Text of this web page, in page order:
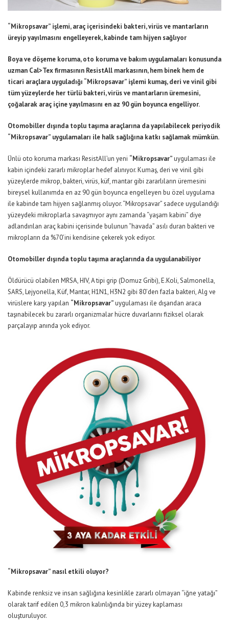
“Mikropsavar” işlemi, araç içerisindeki bakteri, virüs ve mantarların
üreyip yayılmasını engelleyerek, kabinde tam hijyen sağlıyor
Boya ve döşeme koruma, oto koruma ve bakım uygulamaları konusunda
uzman Cal>Tex firmasının ResistAll markasının, hem binek hem de
ticari araçlara uyguladığı “Mikropsavar” işlemi kumaş, deri ve vinil gibi
tüm yüzeylerde her türlü bakteri, virüs ve mantarların üremesini,
çoğalarak araç içine yayılmasını en az 90 gün boyunca engelliyor.
Otomobiller dışında toplu taşıma araçlarına da yapılabilecek periyodik
“Mikropsavar” uygulamaları ile halk sağlığına katkı sağlamak mümkün.
Ünlü oto koruma markası ResistAll’un yeni “Mikropsavar”uygulaması ile
kabin içindeki zararlı mikroplar hedef alınıyor. Kumaş, deri ve vinil gibi
yüzeylerde mikrop, bakteri, virüs, küf, mantar gibi zararlıların üremesini
bireysel kullanımda en az 90 gün boyunca engelleyen bu özel uygulama
ile kabinde tam hijyen sağlanmış oluyor. “Mikropsavar” sadece uygulandığı
yüzeydeki mikroplarla savaşmıyor aynı zamanda “yaşam kabini” diye
adlandırılan araç kabini içerisinde bulunun “havada” asılı duran bakteri ve
mikropların da %70’ini kendisine çekerek yok ediyor.
Otomobiller dışında toplu taşıma araçlarında da uygulanabiliyor
Öldürücü olabilen MRSA, HIV, A tipi grip (Domuz Gribi), E.Koli, Salmonella,
SARS, Lejyonella, Küf, Mantar, H1N1, H3N2 gibi 80’den fazla bakteri, Alg ve
virüslere karşı yapılan “Mikropsavar”uygulaması ile dışarıdan araca
taşınabilecek bu zararlı organizmalar hücre duvarlarını fiziksel olarak
parçalayıp anında yok ediyor.
“Mikropsavar” nasıl etkili oluyor?
Kabinde renksiz ve insan sağlığına kesinlikle zararlı olmayan “iğne yatağı”
olarak tarif edilen 0,3 mikron kalınlığında bir yüzey kaplaması
oluşturuluyor.